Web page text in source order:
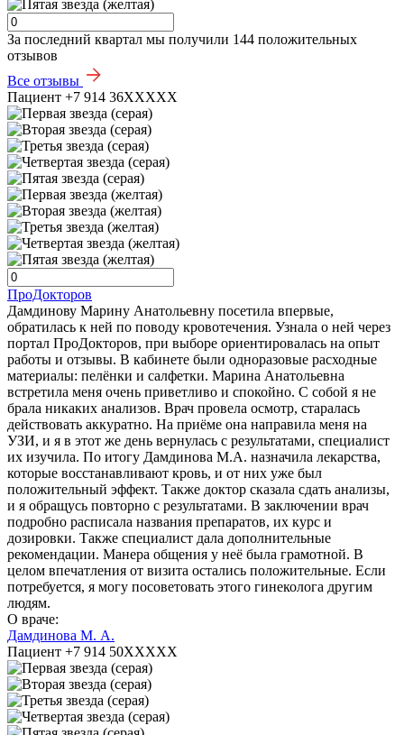
За последний квартал мы получили 144 положительных
отзывов
Все отзывы
Пациент +7 914 36XXXXX
ПроДокторов
Дамдинову Марину Анатольевну посетила впервые,
обратилась к ней по поводу кровотечения. Узнала о ней через
портал ПроДокторов, при выборе ориентировалась на опыт
работы и отзывы. В кабинете были одноразовые расходные
материалы: пелёнки и салфетки. Марина Анатольевна
встретила меня очень приветливо и спокойно. С собой я не
брала никаких анализов. Врач провела осмотр, старалась
действовать аккуратно. На приёме она направила меня на
УЗИ, и я в этот же день вернулась с результатами, специалист
их изучила. По итогу Дамдинова М.А. назначила лекарства,
которые восстанавливают кровь, и от них уже был
положительный эффект. Также доктор сказала сдать анализы,
и я обращусь повторно с результатами. В заключении врач
подробно расписала названия препаратов, их курс и
дозировки. Также специалист дала дополнительные
рекомендации. Манера общения у неё была грамотной. В
целом впечатления от визита остались положительные. Если
потребуется, я могу посоветовать этого гинеколога другим
людям.
О враче:
Дамдинова М. А.
Пациент +7 914 50XXXXX